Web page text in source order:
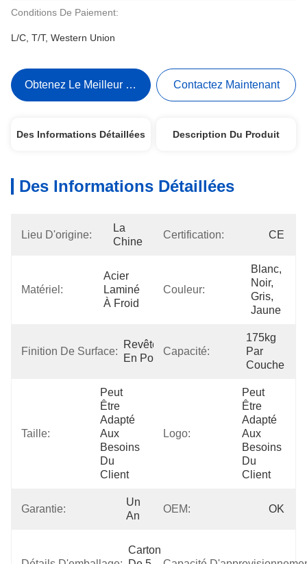
Conditions De Paiement:
L/C, T/T, Western Union
Obtenez Le Meilleur Prix Contactez Maintenant
Des Informations Détaillées Description Du Produit
Des Informations Détaillées
Lieu D'origine:
La
Chine
Certification: CE
Matériel:
Acier
Laminé
À Froid
Couleur:
Blanc,
Noir,
Gris,
Jaune
Finition De Surface:
Revêtement
En Poudre
Capacité:
175kg
Par
Couche
Taille:
Peut
Être
Adapté
Aux
Besoins
Du
Client
Logo:
Peut
Être
Adapté
Aux
Besoins
Du
Client
Garantie:
Un
An
OEM: OK
Carton